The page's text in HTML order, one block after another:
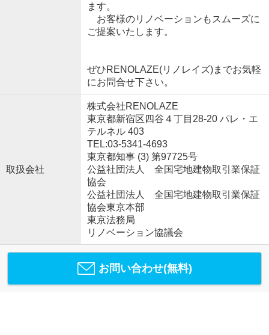
ます。
お客様のリノベーションもスムーズに
ご提案いたします。
ぜひRENOLAZE(リノレイズ)までお気軽
にお問合せ下さい。
取扱会社
株式会社RENOLAZE
東京都新宿区四谷４丁目28-20 パレ・エ
テルネル 403
TEL:03-5341-4693
東京都知事 (3) 第97725号
公益社団法人 全国宅地建物取引業保証
協会
公益社団法人 全国宅地建物取引業保証
協会東京本部
東京法務局
リノベーション協議会
お問い合わせ(無料)